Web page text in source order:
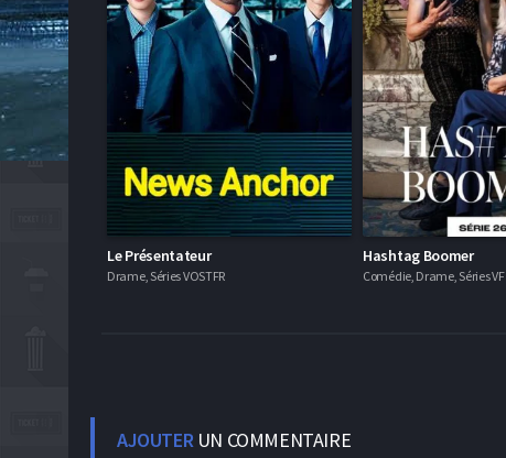
Le Présentateur
Drame, Séries VOSTFR
Hashtag Boomer
Comédie, Drame, Séries VF
AJOUTERUN COMMENTAIRE